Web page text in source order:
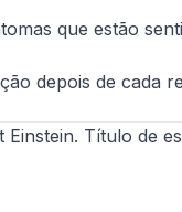
que estão
depois de cada
Título de